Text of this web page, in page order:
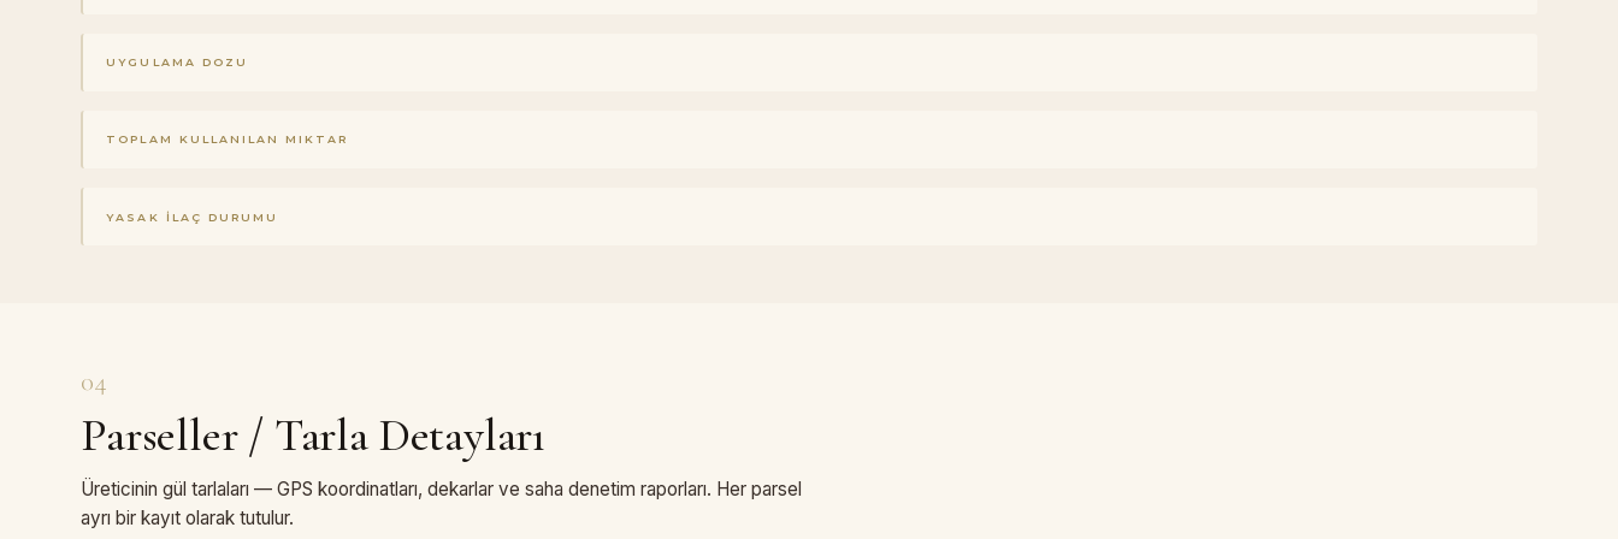
UYGULAMA DOZU
TOPLAM KULLANILAN MIKTAR
YASAK İLAÇ DURUMU
04
Parseller / Tarla Detayları
Üreticinin gül tarlaları — GPS koordinatları, dekarlar ve saha denetim raporları. Her parsel
ayrı bir kayıt olarak tutulur.